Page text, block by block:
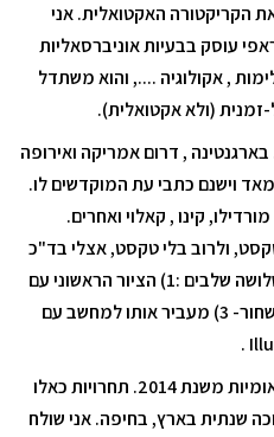
הקריקטורה האקטואלית. אני
עוסק בבעיות אוניברסאליות
, אקולוגיה ...., והוא משתדל
(ולא אקטואלית).
, דרום אמריקה ואירופה
וישנם כתבי עת המוקדשים לו.
קינו , קאלוי ואחרים.
ולרוב בלי טקסט, אצלי בד"כ
העבודות ללא טקסט.אני מצייר בשלושה שלבים :1) הציור הראשוני עם
עיפרון -2) עובר על הקווים עם עט שחור- 3) מעביר אותו למחשב עם
.
אני שולח את ציורי לתערוכות בינלאומיות משנת 2014. תחרויות כאלו
שנתית בארץ, בחיפה. אני שולח